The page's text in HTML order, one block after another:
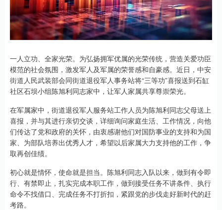
一人立功、全家光荣。为弘扬拥军优属的光荣传统，营造关爱功臣
模范的社会氛围，激发军人及军属的荣誉感和自豪感。近日，中安
街道人民武装部会同街道退役军人事务站将“三等功”喜报送到石缸
社区石坝小组陈旭利同志家中，让军人家属共享尊崇荣光。
在军属家中，街道退役军人服务站工作人员为陈旭利同志父母送上
喜报，并与其进行亲切交谈，详细询问家庭生活、工作情况，向他
们传达了党和政府的关怀，由衷感谢他们对国防事业的支持和为国
家、为部队培养出优秀人才，希望以后家属大力支持他的工作，争
取再创佳绩。
初心就是情怀，使命就是担当。陈旭利同志入队以来，做到有令即
行、有禁即止，扎实完成本职工作，做到接受任务不讲条件、执行
命令不找借口、完成任务不打折扣，紧跟党的步伐走好新时代的赶
考路。